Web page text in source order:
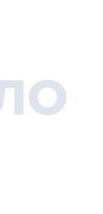
и кресла
бассейн